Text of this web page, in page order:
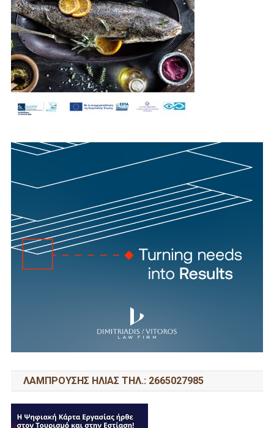
ΛΑΜΠΡΟΥΣΗΣ ΗΛΙΑΣ ΤΗΛ.: 2665027985